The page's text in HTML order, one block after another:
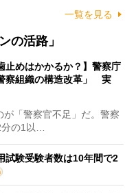
一覧を見る
の活路」
止めはかかるか？】警察庁
察組織の構造改革」 実
「警察官不足」だ。警察
の1以…
試験受験者数は10年間で2